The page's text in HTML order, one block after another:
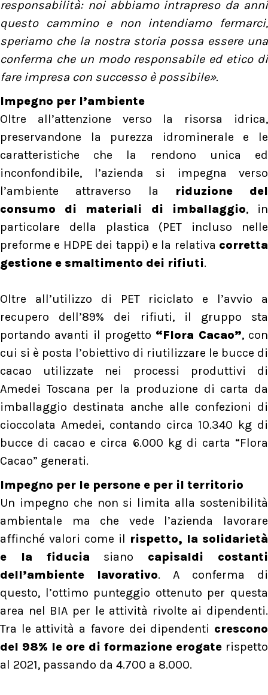
responsabilità: noi abbiamo intrapreso da anni
questo cammino e non intendiamo fermarci,
speriamo che la nostra storia possa essere una
conferma che un modo responsabile ed etico di
fare impresa con successo è possibile».
Impegno per l’ambiente
Oltre all’attenzione verso la risorsa idrica,
preservandone la purezza idrominerale e le
caratteristiche che la rendono unica ed
inconfondibile, l’azienda si impegna verso
l’ambiente attraverso la riduzione del
consumo di materiali di imballaggio, in
particolare della plastica (PET incluso nelle
preforme e HDPE dei tappi) e la relativa corretta
gestione e smaltimento dei rifiuti.
Oltre all’utilizzo di PET riciclato e l’avvio a
recupero dell’89% dei rifiuti, il gruppo sta
portando avanti il progetto “Flora Cacao”, con
cui si è posta l’obiettivo di riutilizzare le bucce di
cacao utilizzate nei processi produttivi di
Amedei Toscana per la produzione di carta da
imballaggio destinata anche alle confezioni di
cioccolata Amedei, contando circa 10.340 kg di
bucce di cacao e circa 6.000 kg di carta “Flora
Cacao” generati.
Impegno per le persone e per il territorio
Un impegno che non si limita alla sostenibilità
ambientale ma che vede l’azienda lavorare
affinché valori come il rispetto, la solidarietà
e la fiducia siano capisaldi costanti
dell’ambiente lavorativo. A conferma di
questo, l’ottimo punteggio ottenuto per questa
area nel BIA per le attività rivolte ai dipendenti.
Tra le attività a favore dei dipendenti crescono
del 98% le ore di formazione erogate rispetto
al 2021, passando da 4.700 a 8.000.